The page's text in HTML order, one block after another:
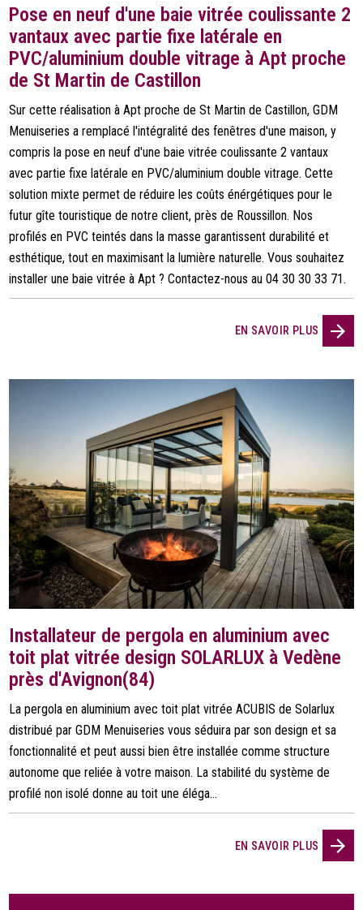
Pose en neuf d'une baie vitrée coulissante 2
vantaux avec partie fixe latérale en
PVC/aluminium double vitrage à Apt proche
de St Martin de Castillon
Sur cette réalisation à Apt proche de St Martin de Castillon, GDM
Menuiseries a remplacé l'intégralité des fenêtres d'une maison, y
compris la pose en neuf d'une baie vitrée coulissante 2 vantaux
avec partie fixe latérale en PVC/aluminium double vitrage. Cette
solution mixte permet de réduire les coûts énérgétiques pour le
futur gîte touristique de notre client, près de Roussillon. Nos
profilés en PVC teintés dans la masse garantissent durabilité et
esthétique, tout en maximisant la lumière naturelle. Vous souhaitez
installer une baie vitrée à Apt ? Contactez-nous au 04 30 30 33 71.
EN SAVOIR PLUS
Installateur de pergola en aluminium avec
toit plat vitrée design SOLARLUX à Vedène
près d'Avignon(84)
La pergola en aluminium avec toit plat vitrée ACUBIS de Solarlux
distribué par GDM Menuiseries vous séduira par son design et sa
fonctionnalité et peut aussi bien être installée comme structure
autonome que reliée à votre maison. La stabilité du système de
profilé non isolé donne au toit une éléga...
EN SAVOIR PLUS